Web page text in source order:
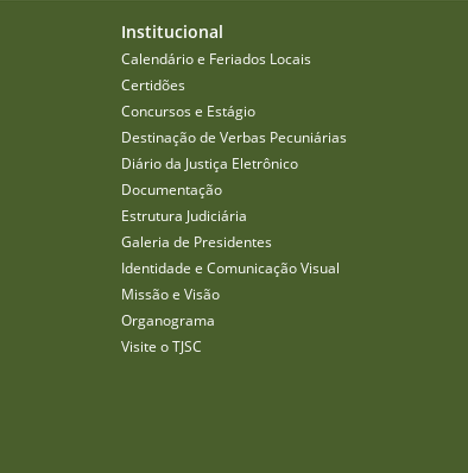
Institucional
Calendário e Feriados Locais
Certidões
Concursos e Estágio
Destinação de Verbas Pecuniárias
Diário da Justiça Eletrônico
Documentação
Estrutura Judiciária
Galeria de Presidentes
Identidade e Comunicação Visual
Missão e Visão
Organograma
Visite o TJSC